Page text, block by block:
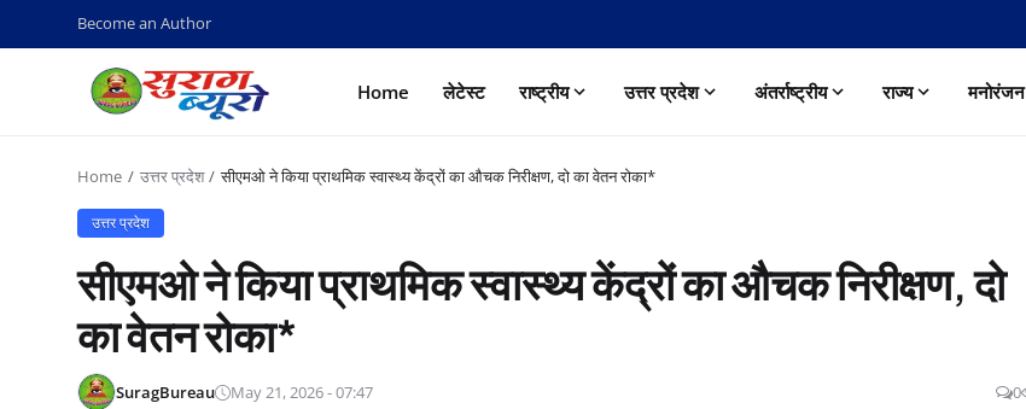
Become an Author
Home लेटेस्ट राष्ट्रीय उत्तर प्रदेश अंतर्राष्ट्रीय राज्य मनोरंजन
Home उत्तर प्रदेश सीएमओ ने किया प्राथमिक स्वास्थ्य केंद्रों का औचक निरीक्षण, दो का वेतन रोका*
उत्तर प्रदेश
सीएमओ ने किया प्राथमिक स्वास्थ्य केंद्रों का औचक निरीक्षण, दो
का वेतन रोका*
SuragBureau May 21, 2026 - 07:47 0